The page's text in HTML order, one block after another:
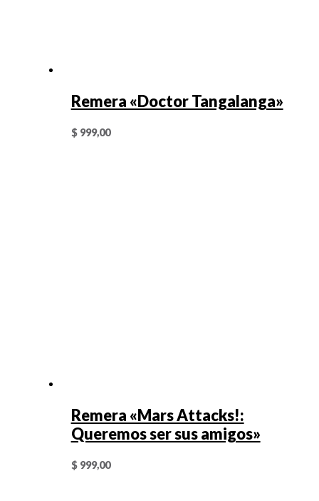
Remera «Doctor Tangalanga»
$999,00
Remera «Mars Attacks!:
Queremos ser sus amigos»
$999,00